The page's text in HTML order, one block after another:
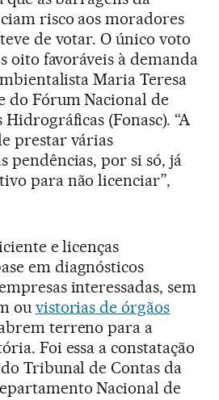
risco aos moradores
de votar. O único voto
oito favoráveis à demanda
Maria Teresa
do Fórum Nacional de
Hidrográficas (Fonasc). “A
prestar várias
pendências, por si só, já
para não licenciar”,
e licenças
em diagnósticos
interessadas, sem
ou vistorias de órgãos
terreno para a
Foi essa a constatação
Tribunal de Contas da
Nacional de